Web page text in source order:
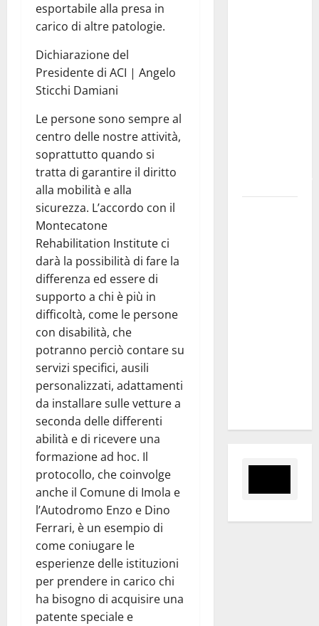
esportabile alla presa in
carico di altre patologie.
Dichiarazione del
Presidente di ACI | Angelo
Sticchi Damiani
Le persone sono sempre al
centro delle nostre attività,
soprattutto quando si
tratta di garantire il diritto
alla mobilità e alla
sicurezza. L’accordo con il
Montecatone
Rehabilitation Institute ci
darà la possibilità di fare la
differenza ed essere di
supporto a chi è più in
difficoltà, come le persone
con disabilità, che
potranno perciò contare su
servizi specifici, ausili
personalizzati, adattamenti
da installare sulle vetture a
seconda delle differenti
abilità e di ricevere una
formazione ad hoc. Il
protocollo, che coinvolge
anche il Comune di Imola e
l’Autodromo Enzo e Dino
Ferrari, è un esempio di
come coniugare le
esperienze delle istituzioni
per prendere in carico chi
ha bisogno di acquisire una
patente speciale e